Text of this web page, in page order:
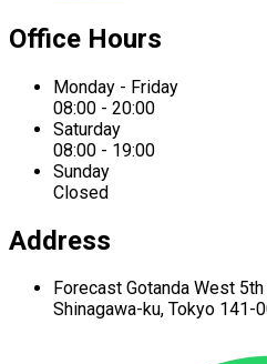
Office Hours
Monday - Friday
08:00 - 20:00
Saturday
08:00 - 19:00
Sunday
Closed
Address
Forecast Gotanda West
Shinagawa-ku, Tokyo 141-